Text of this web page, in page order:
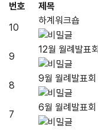
번호 제목
10
하계워크숍
9
12월 월례발표회
8
9월 월례발표회
7
6월 월례발표회